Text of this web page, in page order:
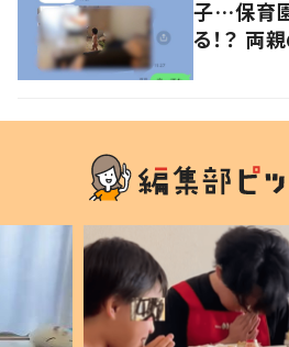
子…保育
る！？ 両